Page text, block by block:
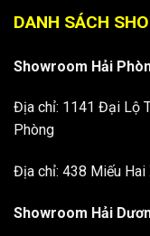
DANH SÁCH
Showroom Hải
Địa chỉ: 1141 Đại Lộ
Phòng
Địa chỉ: 438 Miếu Hai
Showroom Hải